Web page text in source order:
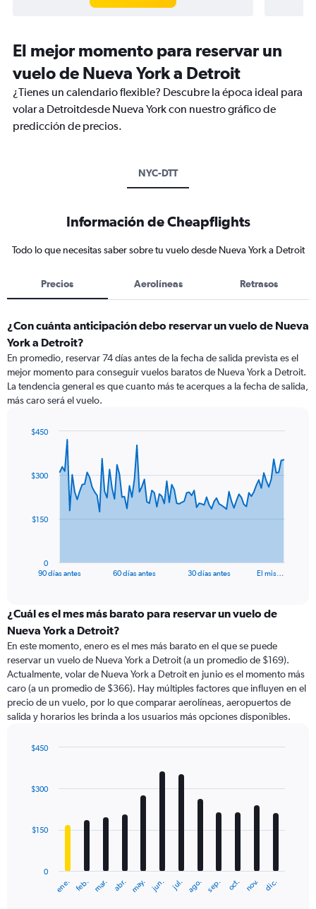
El mejor momento para reservar un
vuelo de Nueva York a Detroit
¿Tienes un calendario flexible? Descubre la época ideal para
volar a Detroitdesde Nueva York con nuestro gráfico de
predicción de precios.
NYC-DTT
Información de Cheapflights
Todo lo que necesitas saber sobre tu vuelo desde Nueva York a Detroit
Precios Aerolíneas Retrasos
¿Con cuánta anticipación debo reservar un vuelo de Nueva
York a Detroit?
En promedio, reservar 74 días antes de la fecha de salida prevista es el
mejor momento para conseguir vuelos baratos de Nueva York a Detroit.
La tendencia general es que cuanto más te acerques a la fecha de salida,
más caro será el vuelo.
data
The
categories.
Range:
categories.
The
chart
has
1
Y
displaying
90 días antes 60 días antes 30 días antes El mis…
0
$150
$300
$450
¿Cuál es el mes más barato para reservar un vuelo de
Nueva York a Detroit?
En este momento, enero es el mes más barato en el que se puede
reservar un vuelo de Nueva York a Detroit (a un promedio de $169).
Actualmente, volar de Nueva York a Detroit en junio es el momento más
caro (a un promedio de $366). Hay múltiples factores que influyen en el
precio de un vuelo, por lo que comparar aerolíneas, aeropuertos de
salida y horarios les brinda a los usuarios más opciones disponibles.
with
12
The
ene. feb. mar. abr. may. jun. jul. ago. sep. oct. nov. dic.
0
$150
$300
$450